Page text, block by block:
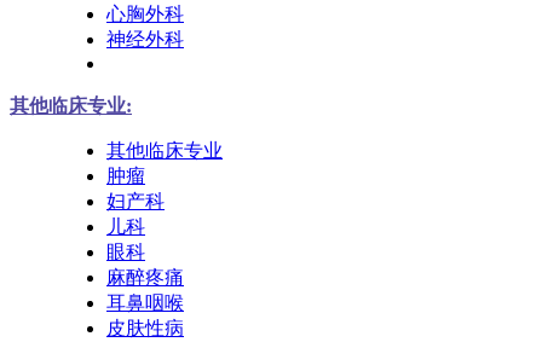
心胸外科
神经外科
其他临床专业:
其他临床专业
肿瘤
妇产科
儿科
眼科
麻醉疼痛
耳鼻咽喉
皮肤性病